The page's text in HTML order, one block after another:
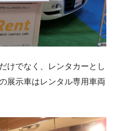
けでなく、レンタカーとし
展示車はレンタル専用車両